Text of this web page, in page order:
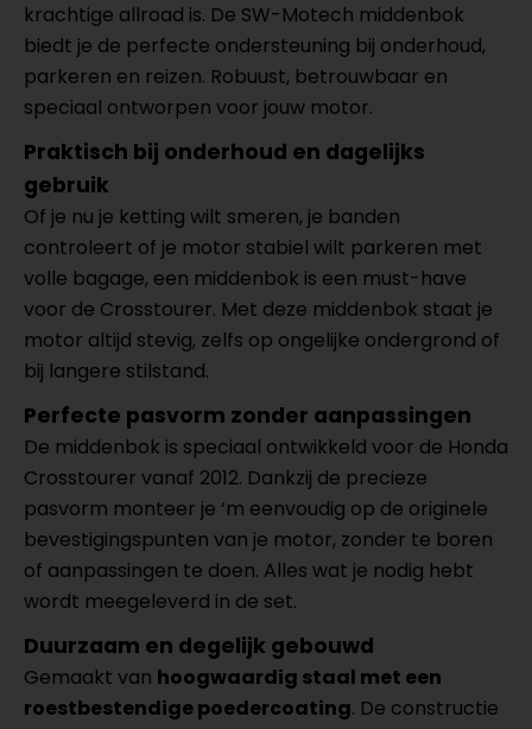
krachtige allroad is. De SW-Motech middenbok
biedt je de perfecte ondersteuning bij onderhoud,
parkeren en reizen. Robuust, betrouwbaar en
speciaal ontworpen voor jouw motor.
Praktisch bij onderhoud en dagelijks
gebruik
Of je nu je ketting wilt smeren, je banden
controleert of je motor stabiel wilt parkeren met
volle bagage, een middenbok is een must-have
voor de Crosstourer. Met deze middenbok staat je
motor altijd stevig, zelfs op ongelijke ondergrond of
bij langere stilstand.
Perfecte pasvorm zonder aanpassingen
De middenbok is speciaal ontwikkeld voor de Honda
Crosstourer vanaf 2012. Dankzij de precieze
pasvorm monteer je ‘m eenvoudig op de originele
bevestigingspunten van je motor, zonder te boren
of aanpassingen te doen. Alles wat je nodig hebt
wordt meegeleverd in de set.
Duurzaam en degelijk gebouwd
Gemaakt van hoogwaardig staal met een
roestbestendige poedercoating. De constructie